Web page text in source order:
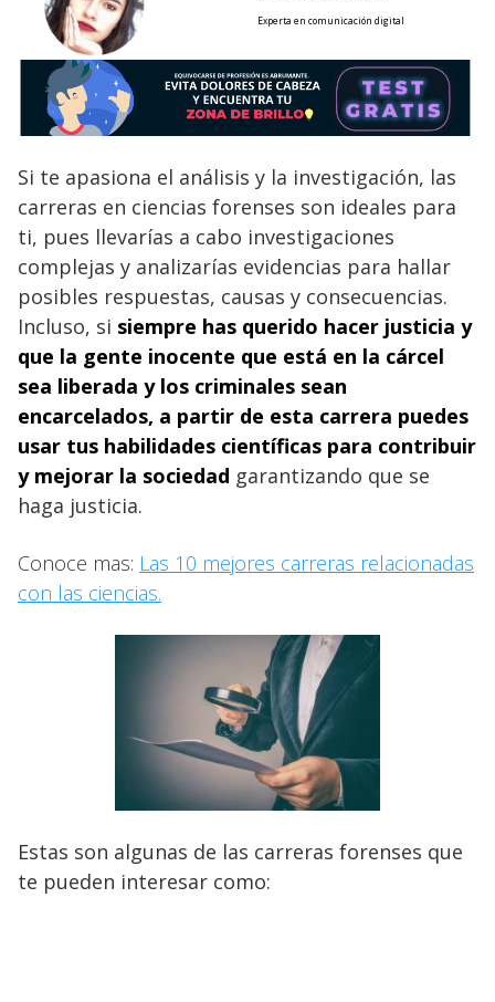
Experta en comunicación digital
Si te apasiona el análisis y la investigación, las
carreras en ciencias forenses son ideales para
ti, pues llevarías a cabo investigaciones
complejas y analizarías evidencias para hallar
posibles respuestas, causas y consecuencias.
Incluso, si siempre has querido hacer justicia y
que la gente inocente que está en la cárcel
sea liberada y los criminales sean
encarcelados, a partir de esta carrera puedes
usar tus habilidades científicas para contribuir
y mejorar la sociedad garantizando que se
haga justicia.
Conoce mas: Las 10 mejores carreras relacionadas
con las ciencias.
Estas son algunas de las carreras forenses que
te pueden interesar como: